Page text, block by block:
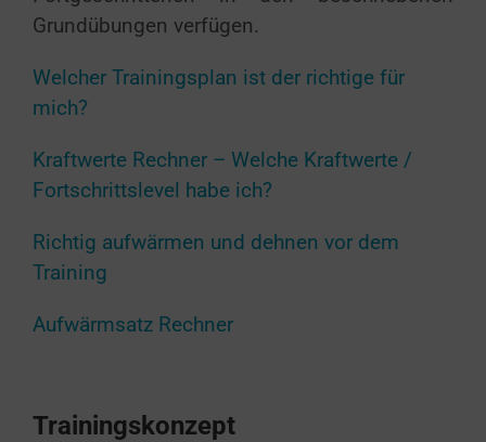
Grundübungen verfügen.
Welcher Trainingsplan ist der richtige für
mich?
Kraftwerte Rechner – Welche Kraftwerte /
Fortschrittslevel habe ich?
Richtig aufwärmen und dehnen vor dem
Training
Aufwärmsatz Rechner
Trainingskonzept